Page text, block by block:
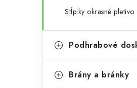
Stĺpiky okrasné pletivo
Podhrabové
Brány a bránky